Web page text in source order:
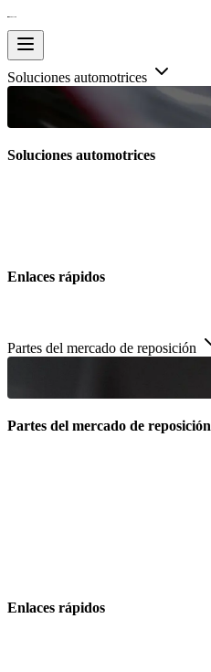
Soluciones automotrices
Soluciones automotrices
Enlaces rápidos
Partes del mercado de reposición
Partes del mercado de reposición
Enlaces rápidos